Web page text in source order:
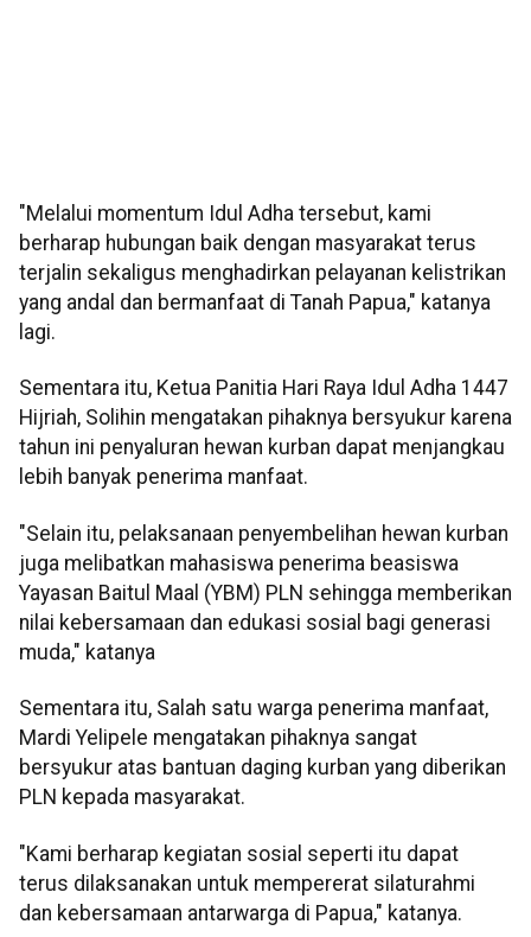
"Melalui momentum Idul Adha tersebut, kami
berharap hubungan baik dengan masyarakat terus
terjalin sekaligus menghadirkan pelayanan kelistrikan
yang andal dan bermanfaat di Tanah Papua," katanya
lagi.
Sementara itu, Ketua Panitia Hari Raya Idul Adha 1447
Hijriah, Solihin mengatakan pihaknya bersyukur karena
tahun ini penyaluran hewan kurban dapat menjangkau
lebih banyak penerima manfaat.
"Selain itu, pelaksanaan penyembelihan hewan kurban
juga melibatkan mahasiswa penerima beasiswa
Yayasan Baitul Maal (YBM) PLN sehingga memberikan
nilai kebersamaan dan edukasi sosial bagi generasi
muda," katanya
Sementara itu, Salah satu warga penerima manfaat,
Mardi Yelipele mengatakan pihaknya sangat
bersyukur atas bantuan daging kurban yang diberikan
PLN kepada masyarakat.
"Kami berharap kegiatan sosial seperti itu dapat
terus dilaksanakan untuk mempererat silaturahmi
dan kebersamaan antarwarga di Papua," katanya.